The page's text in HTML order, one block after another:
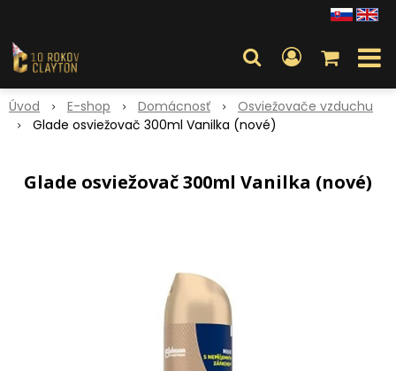
Úvod E-shop Domácnosť
Osviežovače vzduchu
Glade osviežovač 300ml Vanilka (nové)
Glade osviežovač 300ml Vanilka (nové)